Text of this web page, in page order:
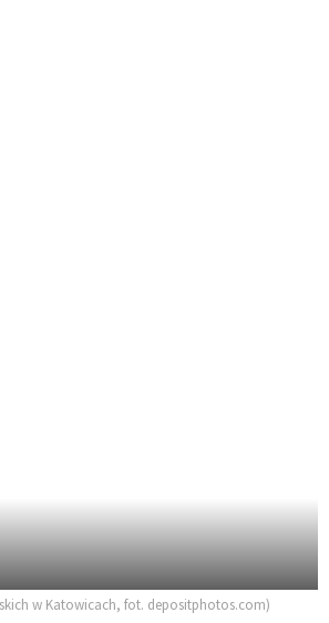
w Katowicach, fot. depositphotos.com)